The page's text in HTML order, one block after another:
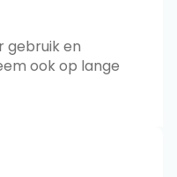
gebruik en
ook op lange